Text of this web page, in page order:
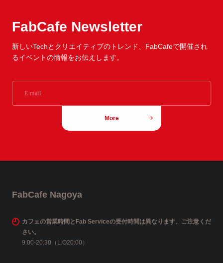
FabCafe Newsletter
新しいTechとクリエイティブのトレンド、 FabCafeで開催され
るイベントの情報をお伝えします。
More
FabCafe Nagoya
カフェの営業時間とFab Serviceの受付時間は異なります、ご注意くだ
さい。
9:00-20:30（L.O20:00）